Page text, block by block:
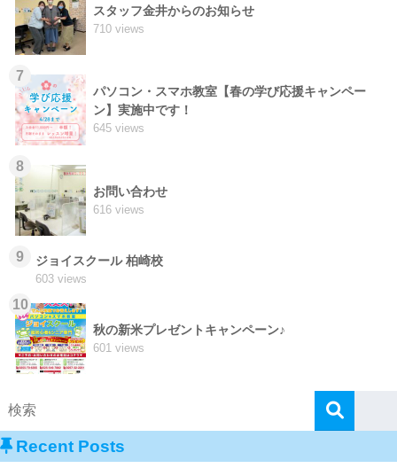
スタッフ金井からのお知らせ
710 views
7
パソコン・スマホ教室【春の学び応援キャンペー
ン】実施中です！
645 views
8
お問い合わせ
616 views
9 ジョイスクール 柏崎校
603 views
10
秋の新米プレゼントキャンペーン♪
601 views
Recent Posts